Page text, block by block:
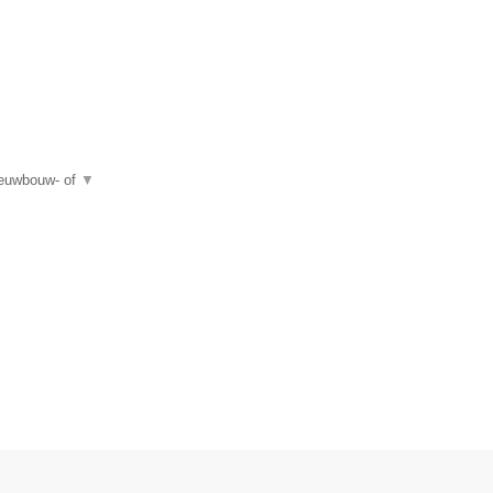
of ▼